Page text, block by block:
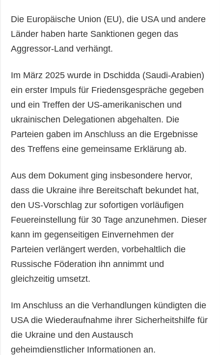
Die Europäische Union (EU), die USA und andere
Länder haben harte Sanktionen gegen das
Aggressor-Land verhängt.
Im März 2025 wurde in Dschidda (Saudi-Arabien)
ein erster Impuls für Friedensgespräche gegeben
und ein Treffen der US-amerikanischen und
ukrainischen Delegationen abgehalten. Die
Parteien gaben im Anschluss an die Ergebnisse
des Treffens eine gemeinsame Erklärung ab.
Aus dem Dokument ging insbesondere hervor,
dass die Ukraine ihre Bereitschaft bekundet hat,
den US-Vorschlag zur sofortigen vorläufigen
Feuereinstellung für 30 Tage anzunehmen. Dieser
kann im gegenseitigen Einvernehmen der
Parteien verlängert werden, vorbehaltlich die
Russische Föderation ihn annimmt und
gleichzeitig umsetzt.
Im Anschluss an die Verhandlungen kündigten die
USA die Wiederaufnahme ihrer Sicherheitshilfe für
die Ukraine und den Austausch
geheimdienstlicher Informationen an.